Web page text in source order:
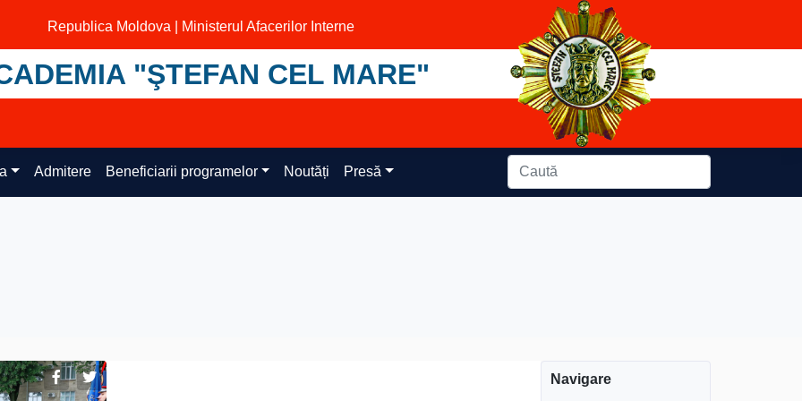
Republica Moldova | Ministerul Afacerilor Interne
"ŞTEFAN CEL MARE"
Admitere Beneficiarii programelor Noutăți Presă
Navigare